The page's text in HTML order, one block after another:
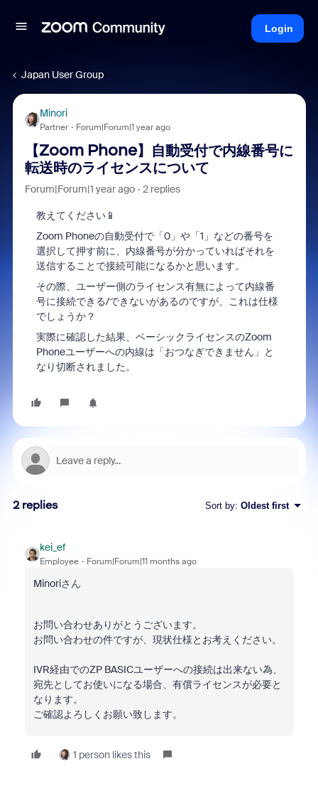
Login
Japan User Group
Minori
Partner Forum|Forum|1 year ago
【Zoom Phone】自動受付で内線番号に
転送時のライセンスについて
Forum|Forum|1 year ago 2 replies
教えてください📱
Zoom Phoneの自動受付で「0」や「1」などの番号を
選択して押す前に、内線番号が分かっていればそれを
送信することで接続可能になるかと思います。
その際、ユーザー側のライセンス有無によって内線番
号に接続できる/できないがあるのですが、これは仕様
でしょうか？
実際に確認した結果、ベーシックライセンスのZoom
Phoneユーザーへの内線は「おつなぎできません」と
なり切断されました。
2 replies Sort by: Oldest first
kei_ef
Employee Forum|Forum|11 months ago
Minoriさん
お問い合わせありがとうございます。
お問い合わせの件ですが、現状仕様とお考えください。
IVR経由でのZP BASICユーザーへの接続は出来ない為、
宛先としてお使いになる場合、有償ライセンスが必要と
なります。
ご確認よろしくお願い致します。
1 person likes this